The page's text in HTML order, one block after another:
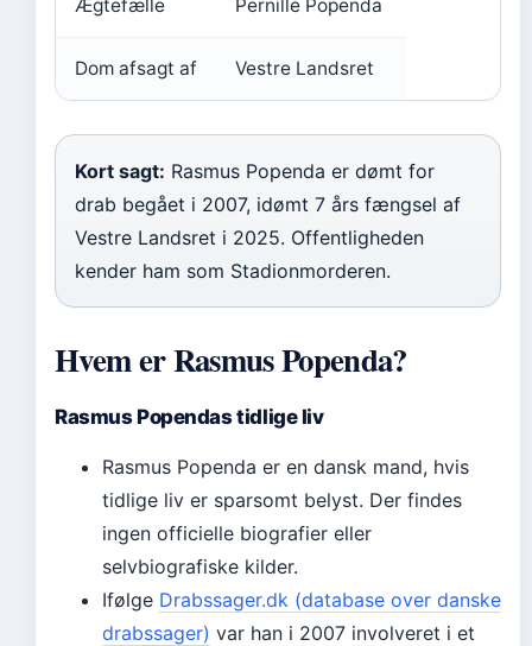
Ægtefælle Pernille Popenda
Dom afsagt af Vestre Landsret
Kort sagt: Rasmus Popenda er dømt for
drab begået i 2007, idømt 7 års fængsel af
Vestre Landsret i 2025. Offentligheden
kender ham som Stadionmorderen.
Hvem er Rasmus Popenda?
Rasmus Popendas tidlige liv
Rasmus Popenda er en dansk mand, hvis
tidlige liv er sparsomt belyst. Der findes
ingen officielle biografier eller
selvbiografiske kilder.
Ifølge Drabssager.dk (database over danske
drabssager) var han i 2007 involveret i et